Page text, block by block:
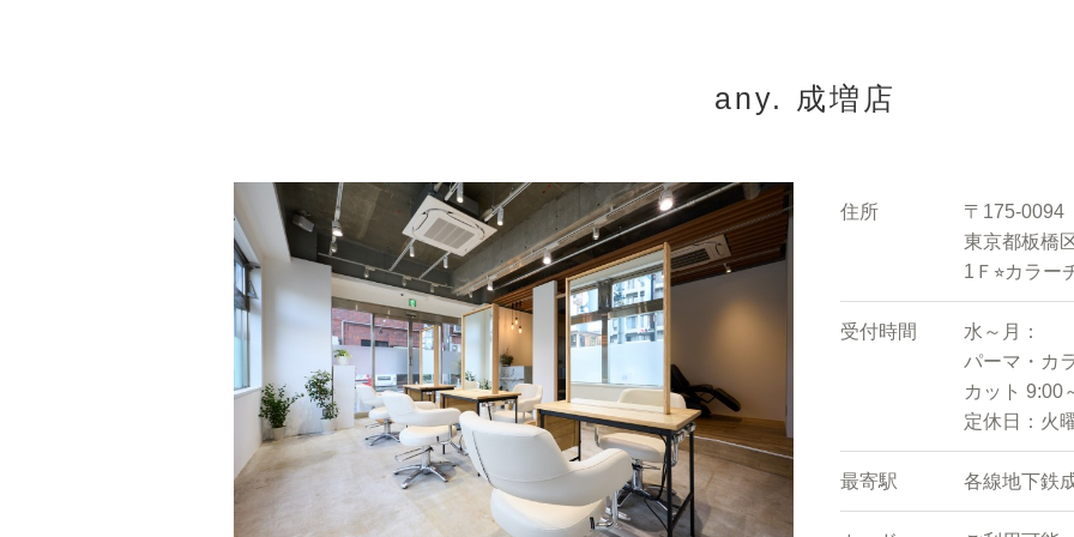
any. 成増店
住所
〒175-0094
東京都板橋
1Ｆ⭐︎カラー
受付時間
水～月：
パーマ・カ
カット 9:00
定休日：火
最寄駅 各線地下鉄